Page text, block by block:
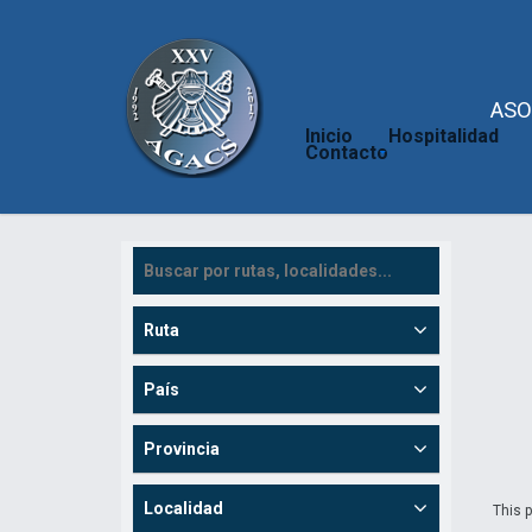
Inicio Hospitalidad
Contacto
This
Ruta
País
Provincia
Localidad